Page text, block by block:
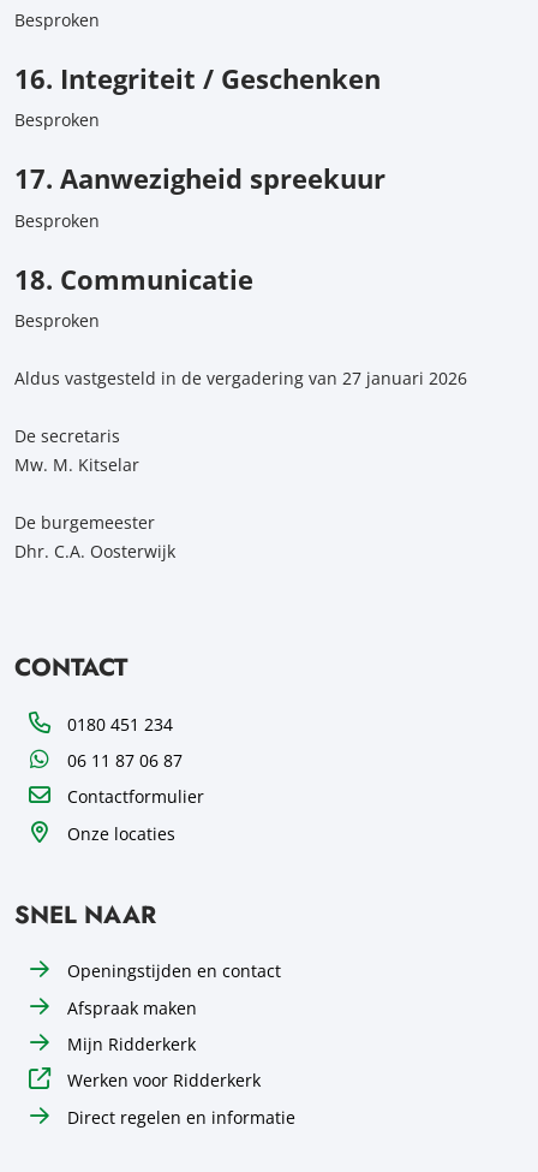
Besproken
16. Integriteit / Geschenken
Besproken
17. Aanwezigheid spreekuur
Besproken
18. Communicatie
Besproken
Aldus vastgesteld in de vergadering van 27 januari 2026
De secretaris
Mw. M. Kitselar
De burgemeester
Dhr. C.A. Oosterwijk
CONTACT
Telefoon0180 451 234
WhatsApp06 11 87 06 87
Contactformulier
Onze locaties
SNEL NAAR
Openingstijden en contact
Afspraak maken
Mijn Ridderkerk
Werken voor Ridderkerk
Direct regelen en informatie